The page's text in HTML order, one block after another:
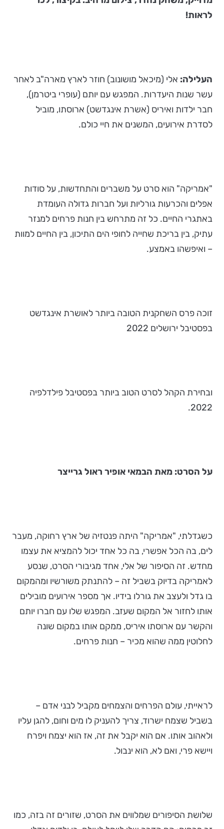
לראות!
העלילה: אלי (מיכאל מושונוב) חוזר לארץ מארה"ב לאחר
עשר שנות היעדרות. המפגש עם יותם (עופרי ביטרמן),
חבר ילדות ואיריס (אשרת אינגדשט) ארוסתו, מוביל
לסדרת אירועים, המשנים את חיי כולם.
"אמריקה" הוא סרט על משברים והתחדשות, על סודות
אפלים והכרעות גורליות ועל חברות גדולה העומדת
באתגרי החיים. כל זה מתרחש בין חנות פרחים למנזר
עתיק, בין בריכת שחייה לחופי הים התיכון, בין החיים למוות
– ואיפשהו באמצע.
זוכה פרס השחקנית הטובה ביותר לאושרת אינגדשט
בפסטיבל ירושלים 2022
ובחירת הקהל לסרט הטוב ביותר בפסטיבל פילדלפיה
2022.
על הסרט: מאת הבמאי אופיר ראול גרייצר
כשגדלתי, "אמריקה" היתה פנטזיה של ארץ רחוקה, מעבר
לים, בה הכל אפשרי, בה כל אחד יכול להמציא את עצמו
מחדש. זה הסיפור של אלי, אחד מגיבורי הסרט, שנסע
לאמריקה בדיוק בשביל זה – להתנתק משורשיו ומהמקום
בו גדל ולעצב את גורלו בידיו. אך מספר אירועים מובילים
אותו לחזור אל המקום שעזב. המפגש שלו עם חברו יותם
והקשר עם ארוסתו איריס, ממקם אותו במקום שונה
לחלוטין ממה שהוא מכיר – חנות פרחים.
לראייתי, עולם הפרחים והצמחים מקביל לבני אדם –
בשביל שצמח ישרוד, צריך להעניק לו מים וחום, להגן עליו
ולאהוב אותו. אם הוא יקבל את זה, אז הוא יצמח ויפרח
ויישא פרי, ואם לא, הוא ינבול.
שלושת הסיפורים שמלווים את הסרט, שזורים זה בזה, כמו